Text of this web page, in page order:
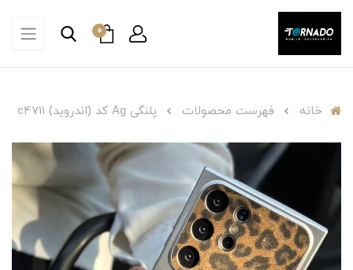
0
خانه فهرست محصولات پلنگی Ag کد (اندروید) c4711